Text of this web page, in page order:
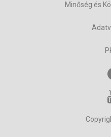
Minőség és